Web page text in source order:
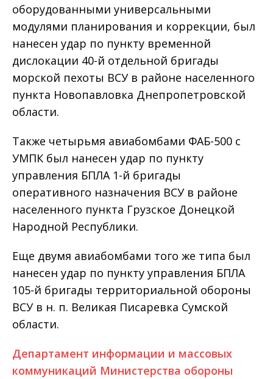
оборудованными универсальными
модулями планирования и коррекции, был
нанесен удар по пункту временной
дислокации 40-й отдельной бригады
морской пехоты ВСУ в районе населенного
пункта Новопавловка Днепропетровской
области.
Также четырьмя авиабомбами ФАБ-500 с
УМПК был нанесен удар по пункту
управления БПЛА 1-й бригады
оперативного назначения ВСУ в районе
населенного пункта Грузское Донецкой
Народной Республики.
Еще двумя авиабомбами того же типа был
нанесен удар по пункту управления БПЛА
105-й бригады территориальной обороны
ВСУ в н. п. Великая Писаревка Сумской
области.
Департамент информации и массовых
коммуникаций Министерства обороны